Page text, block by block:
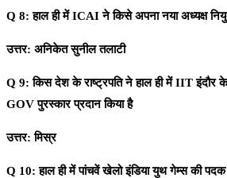
Q 8: हाल ही में ICAI ने किसे अपना नया अध्यक्ष
उत्तर: अनिकेत सुनील तलाटी
Q 9: किस देश के राष्ट्रपति ने हाल ही में IIT इंदौर
GOV पुरस्कार प्रदान किया है
उत्तर: मिस्र
Q 10: हाल ही में पांचवें खेलो इंडिया युथ गेम्स की पदक